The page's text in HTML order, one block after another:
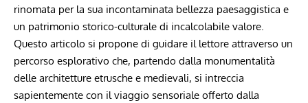
rinomata ⁤per la sua ‌incontaminata bellezza paesaggistica‌ e
un⁣ patrimonio storico-culturale di⁣ incalcolabile valore.⁢
Questo articolo si propone di guidare ‍il lettore attraverso un
percorso esplorativo che, partendo dalla monumentalità
‍delle architetture etrusche e medievali,‌ si intreccia
sapientemente con il viaggio sensoriale offerto dalla